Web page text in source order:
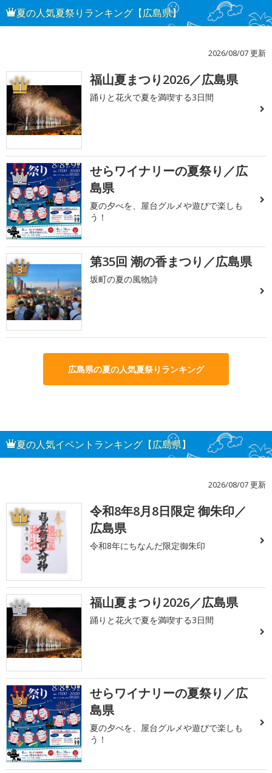
夏の人気夏祭りランキング【広島県】
2026/08/07 更新
1 福山夏まつり2026／広島県
踊りと花火で夏を満喫する3日間
2
せらワイナリーの夏祭り／広
島県
夏の夕べを、屋台グルメや遊びで楽しも
う！
3 第35回 潮の香まつり／広島県
坂町の夏の風物詩
広島県の夏の人気夏祭りランキング
夏の人気イベントランキング【広島県】
2026/08/07 更新
1
令和8年8月8日限定 御朱印／
広島県
令和8年にちなんだ限定御朱印
2 福山夏まつり2026／広島県
踊りと花火で夏を満喫する3日間
3
せらワイナリーの夏祭り／広
島県
夏の夕べを、屋台グルメや遊びで楽しも
う！